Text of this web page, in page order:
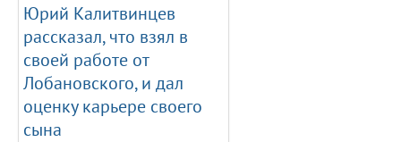
Юрий Калитвинцев
рассказал, что взял в
своей работе от
Лобановского, и дал
оценку карьере своего
сына